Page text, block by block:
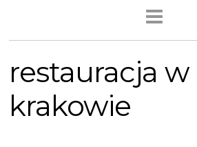
restauracja w
krakowie